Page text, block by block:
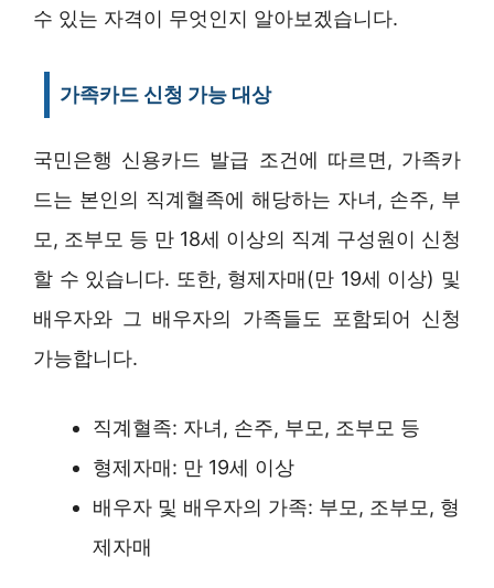
수 있는 자격이 무엇인지 알아보겠습니다.
가족카드 신청 가능 대상
국민은행 신용카드 발급 조건에 따르면, 가족카
드는 본인의 직계혈족에 해당하는 자녀, 손주, 부
모, 조부모 등 만 18세 이상의 직계 구성원이 신청
할 수 있습니다. 또한, 형제자매(만 19세 이상) 및
배우자와 그 배우자의 가족들도 포함되어 신청
가능합니다.
직계혈족: 자녀, 손주, 부모, 조부모 등
형제자매: 만 19세 이상
배우자 및 배우자의 가족: 부모, 조부모, 형
제자매